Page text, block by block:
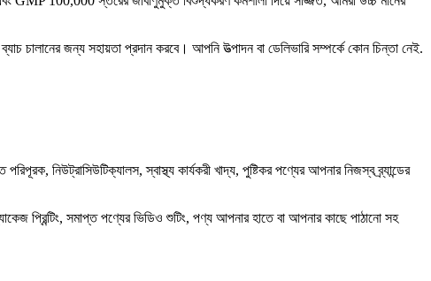
চালানের জন্য সহায়তা প্রদান করবে। আপনি উত্পাদন বা ডেলিভারি সম্পর্কে কোন চিন্তা নেই.
স্বাস্থ্য কার্যকরী খাদ্য, পুষ্টিকর পণ্যের আপনার নিজস্ব ব্র্যান্ডের
প্রিন্টিং, সমাপ্ত পণ্যের ভিডিও শুটিং, পণ্য আপনার হাতে বা আপনার কাছে পাঠানো সহ